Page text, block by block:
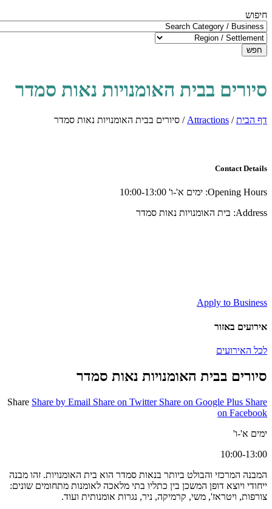
חיפוש
חפש
סיורים בבית האומנויות נאות סמדר
דף הבית/
Attractions
/ סיורים בבית האומנויות נאות סמדר
Contact Details
Opening Hours: ימים א'-ו' 10:00-13:00
Address: בית האומנויות נאות סמדר
Apply to Business
אירועים באזור
לכל האירועים
סיורים בבית האומנויות נאות סמדר
Share Share by Email Share on Twitter Share on Google Plus Share
on Facebook
ימים א'-ו'
10:00-13:00
המבנה המרכזי והבולט ביותר בנאות סמדר הוא בית האומנויות. זהו מבנה
ייחודי ויוצא דופן המשכן בין כתליו בתי מלאכה לאומנות מתחומים שונים:
צורפות, ויטראז', משי, קרמיקה, ניר, נגרות אומנותית ועוד.